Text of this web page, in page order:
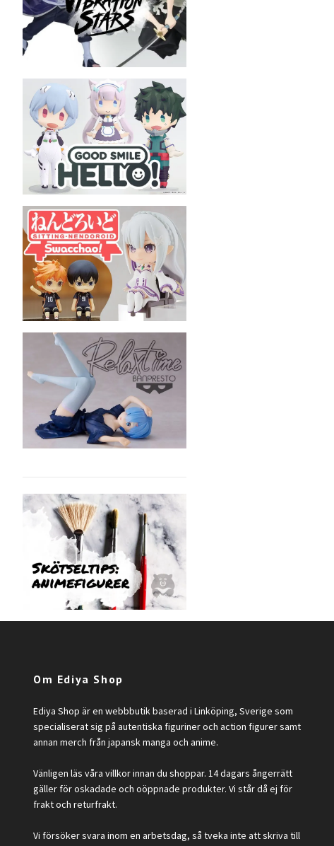
Om Ediya Shop
Ediya Shop är en webbbutik baserad i Linköping, Sverige som
specialiserat sig på autentiska figuriner och action figurer samt
annan merch från japansk manga och anime.
Vänligen läs våra villkor innan du shoppar. 14 dagars ångerrätt
gäller för oskadade och oöppnade produkter. Vi står då ej för
frakt och returfrakt.
Vi försöker svara inom en arbetsdag, så tveka inte att skriva till